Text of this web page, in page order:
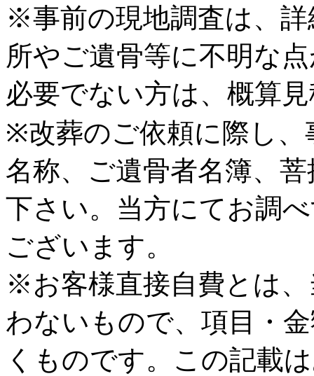
※事前の現地調査は、
所やご遺骨等に不明な
必要でない方は、概算
※改葬のご依頼に際し、
名称、ご遺骨者名簿、
下さい。当方にてお調
ございます。
※お客様直接自費とは
わないもので、項目・
くものです。この記載